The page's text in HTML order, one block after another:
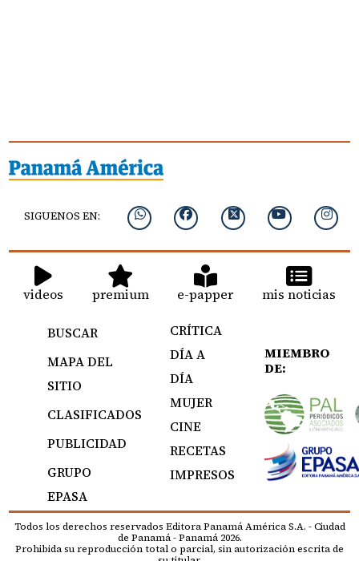
SIGUENOS EN:
videos premium e-papper mis noticias
BUSCAR
MAPA DEL
SITIO
CLASIFICADOS
PUBLICIDAD
GRUPO
EPASA
CRÍTICA
DÍA A
DÍA
MUJER
CINE
RECETAS
IMPRESOS
MIEMBRO
DE:
Todos los derechos reservados Editora Panamá América S.A. - Ciudad
de Panamá - Panamá 2026.
Prohibida su reproducción total o parcial, sin autorización escrita de